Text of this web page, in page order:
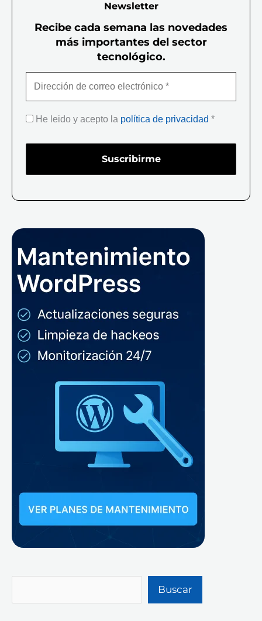
Newsletter
Recibe cada semana las novedades
más importantes del sector
tecnológico.
He leido y acepto la política de privacidad *
Buscar